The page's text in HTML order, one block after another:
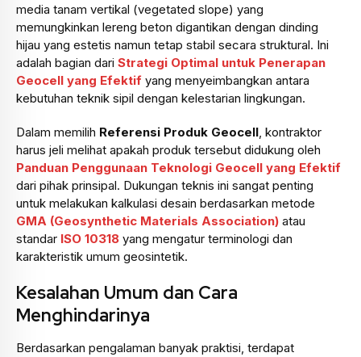
media tanam vertikal (vegetated slope) yang
memungkinkan lereng beton digantikan dengan dinding
hijau yang estetis namun tetap stabil secara struktural. Ini
adalah bagian dari Strategi Optimal untuk Penerapan
Geocell yang Efektif yang menyeimbangkan antara
kebutuhan teknik sipil dengan kelestarian lingkungan.
Dalam memilih Referensi Produk Geocell, kontraktor
harus jeli melihat apakah produk tersebut didukung oleh
Panduan Penggunaan Teknologi Geocell yang Efektif
dari pihak prinsipal. Dukungan teknis ini sangat penting
untuk melakukan kalkulasi desain berdasarkan metode
GMA (Geosynthetic Materials Association) atau
standar ISO 10318 yang mengatur terminologi dan
karakteristik umum geosintetik.
Kesalahan Umum dan Cara
Menghindarinya
Berdasarkan pengalaman banyak praktisi, terdapat